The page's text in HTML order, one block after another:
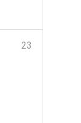
23